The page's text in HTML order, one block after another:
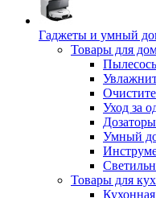
Гаджеты и умный
Товары для
Уход за
Умный
Товары для